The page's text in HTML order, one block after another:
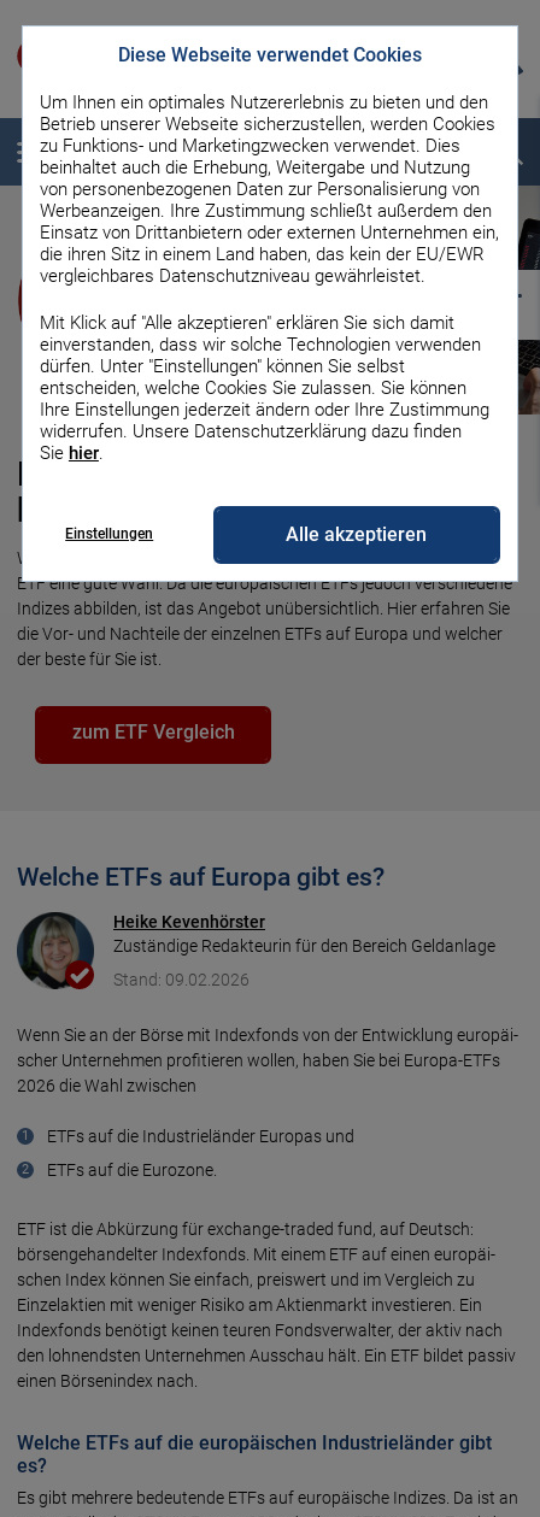
Diese Webseite verwendet Cookies
Um Ihnen ein optimales Nutzererlebnis zu bieten und den
Betrieb unserer Webseite sicherzustellen, werden Cookies
zu Funktions- und Marketingzwecken verwendet. Dies
beinhaltet auch die Erhebung, Weitergabe und Nutzung
von personenbezogenen Daten zur Personalisierung von
Werbeanzeigen. Ihre Zustimmung schließt außerdem den
Einsatz von Drittanbietern oder externen Unternehmen ein,
die ihren Sitz in einem Land haben, das kein der EU/EWR
vergleichbares Datenschutzniveau gewährleistet.
Mit Klick auf "Alle akzeptieren" erklären Sie sich damit
einverstanden, dass wir solche Technologien verwenden
dürfen. Unter "Einstellungen" können Sie selbst
entscheiden, welche Cookies Sie zulassen. Sie können
Ihre Einstellungen jederzeit ändern oder Ihre Zustimmung
widerrufen. Unsere Datenschutzerklärung dazu finden
Sie hier.
Einstellungen Alle akzeptieren
Menü Suche
Europäische ETFs: Das sind die
besten ETFs auf Europa-Indizes
Wenn Sie in Ihre (Wahl-)Heimat inves­tie­ren möch­ten, ist ein Euro­pa-
ETF eine gute Wahl. Da die euro­päi­schen ETFs jedoch verschie­de­ne
Indi­zes ab­bil­den, ist das Ange­bot un­über­sicht­lich. Hier erfah­ren Sie
die Vor- und Nach­tei­le der einzel­nen ETFs auf Europa und wel­cher
der bes­te für Sie ist.
zum ETF Vergleich
Welche ETFs auf Europa gibt es?
Heike Kevenhörster
Zuständige Redakteurin für den Bereich Geldanlage
Stand: 09.02.2026
Wenn Sie an der Börse mit Index­fonds von der Ent­wick­lung euro­päi­
scher Unter­neh­men profi­tie­ren wol­len, ha­ben Sie bei Euro­pa-ETFs
2026 die Wahl zwi­schen
ETFs auf die Industrie­län­der Euro­pas und
ETFs auf die Euro­zone.
ETF ist die Abkür­zung für ex­change-tra­ded fund, auf Deutsch:
börsen­gehan­del­ter Index­fonds. Mit einem ETF auf einen europäi­
schen In­dex kön­nen Sie ein­fach, preis­wert und im Ver­gleich zu
Einzel­akti­en mit weni­ger Risi­ko am Aktien­markt inves­tie­ren. Ein
Index­fonds benö­tigt kei­nen teu­ren Fonds­ver­wal­ter, der aktiv nach
den loh­nends­ten Unter­neh­men Aus­schau hält. Ein ETF bil­det pas­siv
einen Bör­sen­in­dex nach.
Welche ETFs auf die europäischen Industrieländer gibt
es?
Es gibt mehre­re bedeu­ten­de ETFs auf euro­päi­sche Indi­zes. Da ist an